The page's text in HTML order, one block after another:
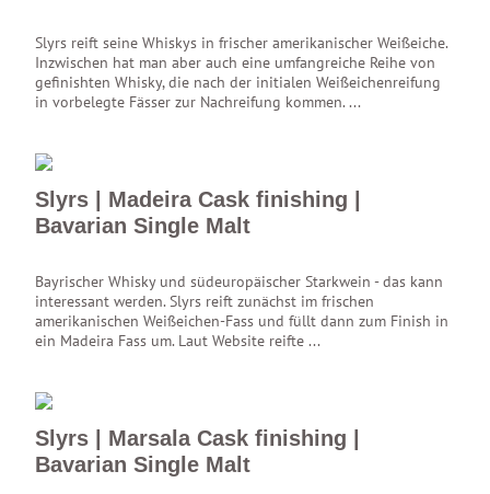
Slyrs reift seine Whiskys in frischer amerikanischer Weißeiche.
Inzwischen hat man aber auch eine umfangreiche Reihe von
gefinishten Whisky, die nach der initialen Weißeichenreifung
in vorbelegte Fässer zur Nachreifung kommen. ...
Slyrs | Madeira Cask finishing |
Bavarian Single Malt
Bayrischer Whisky und südeuropäischer Starkwein - das kann
interessant werden. Slyrs reift zunächst im frischen
amerikanischen Weißeichen-Fass und füllt dann zum Finish in
ein Madeira Fass um. Laut Website reifte ...
Slyrs | Marsala Cask finishing |
Bavarian Single Malt